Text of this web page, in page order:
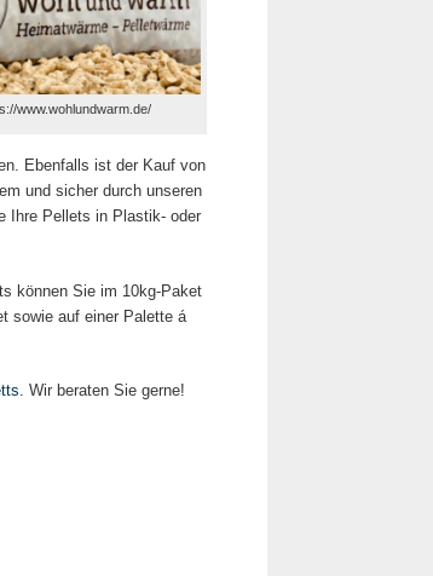
www.wohlundwarm.de/
Ebenfalls ist der Kauf von
und sicher durch unseren
Ihre Pellets in Plastik- oder
können Sie im 10kg-Paket
sowie auf einer Palette á
. Wir beraten Sie gerne!